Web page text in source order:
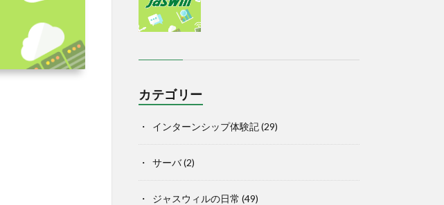
カテゴリー
インターンシップ体験記(29)
サーバ(2)
ジャスウィルの日常 (49)